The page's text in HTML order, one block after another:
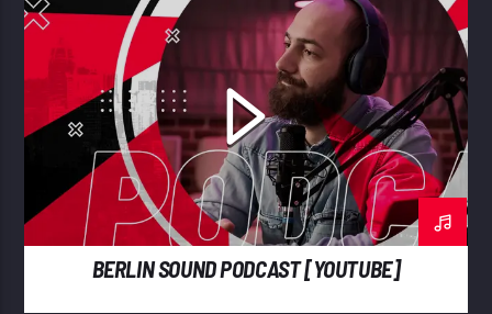
BERLIN SOUND PODCAST [YOUTUBE]